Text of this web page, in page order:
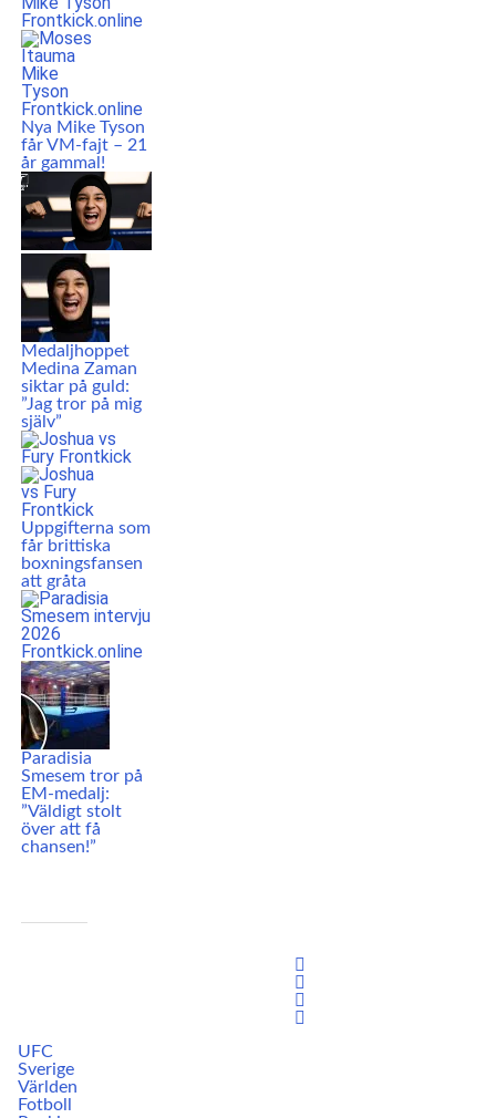
Nya Mike Tyson
får VM-fajt – 21
år gammal!
Medaljhoppet
Medina Zaman
siktar på guld:
”Jag tror på mig
själv”
Uppgifterna som
får brittiska
boxningsfansen
att gråta
Paradisia
Smesem tror på
EM-medalj:
”Väldigt stolt
över att få
chansen!”
UFC
Sverige
Världen
Fotboll